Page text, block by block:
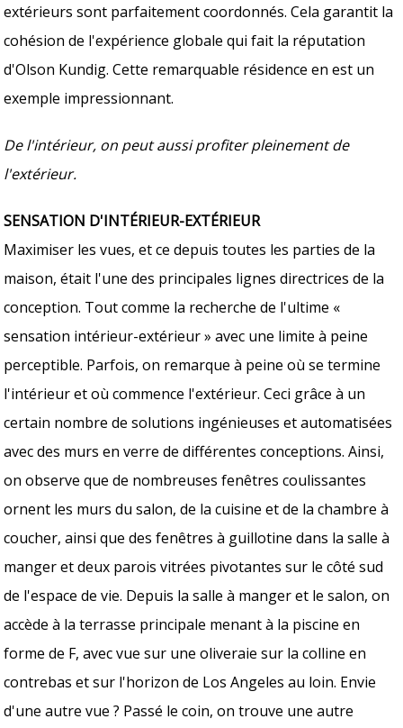
extérieurs sont parfaitement coordonnés. Cela garantit la
cohésion de l'expérience globale qui fait la réputation
d'Olson Kundig. Cette remarquable résidence en est un
exemple impressionnant.
De l'intérieur, on peut aussi profiter pleinement de
l'extérieur.
SENSATION D'INTÉRIEUR-EXTÉRIEUR
Maximiser les vues, et ce depuis toutes les parties de la
maison, était l'une des principales lignes directrices de la
conception. Tout comme la recherche de l'ultime «
sensation intérieur-extérieur » avec une limite à peine
perceptible. Parfois, on remarque à peine où se termine
l'intérieur et où commence l'extérieur. Ceci grâce à un
certain nombre de solutions ingénieuses et automatisées
avec des murs en verre de différentes conceptions. Ainsi,
on observe que de nombreuses fenêtres coulissantes
ornent les murs du salon, de la cuisine et de la chambre à
coucher, ainsi que des fenêtres à guillotine dans la salle à
manger et deux parois vitrées pivotantes sur le côté sud
de l'espace de vie. Depuis la salle à manger et le salon, on
accède à la terrasse principale menant à la piscine en
forme de F, avec vue sur une oliveraie sur la colline en
contrebas et sur l'horizon de Los Angeles au loin. Envie
d'une autre vue ? Passé le coin, on trouve une autre